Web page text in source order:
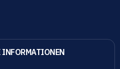
INFORMATIONEN